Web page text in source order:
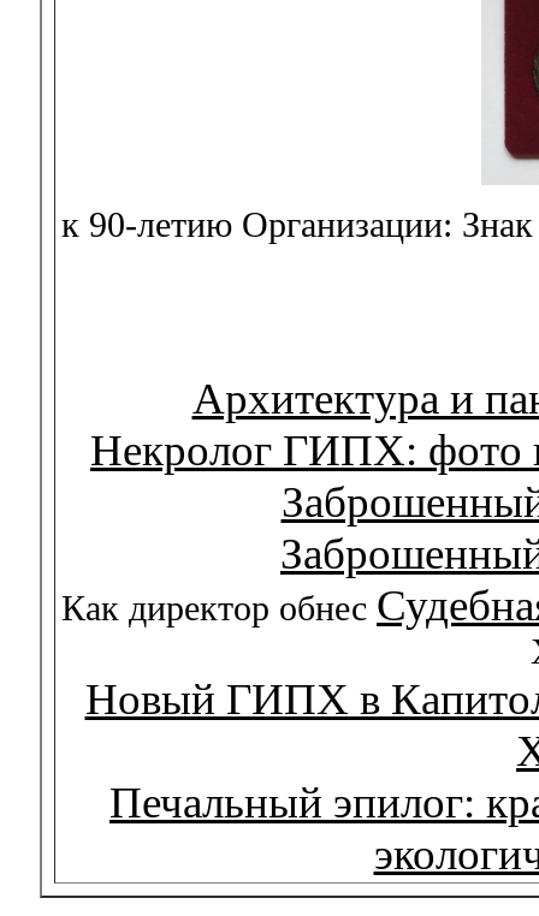
к 90-летию Организации:
Архитектура и
Некролог ГИПХ: фото
Как директор обнес
Новый ГИПХ в
Печальный эпилог: